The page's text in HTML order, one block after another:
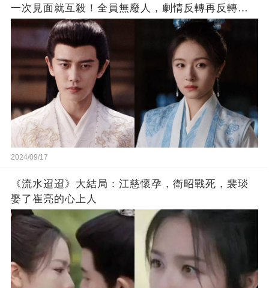
一次見面就互殺！全員無廢人，劇情反轉再反轉，
好看又好哭！
2024/09/17
《流水迢迢》大結局：江慈懷孕，衛昭戰死，裴琰
娶了崔亮的心上人